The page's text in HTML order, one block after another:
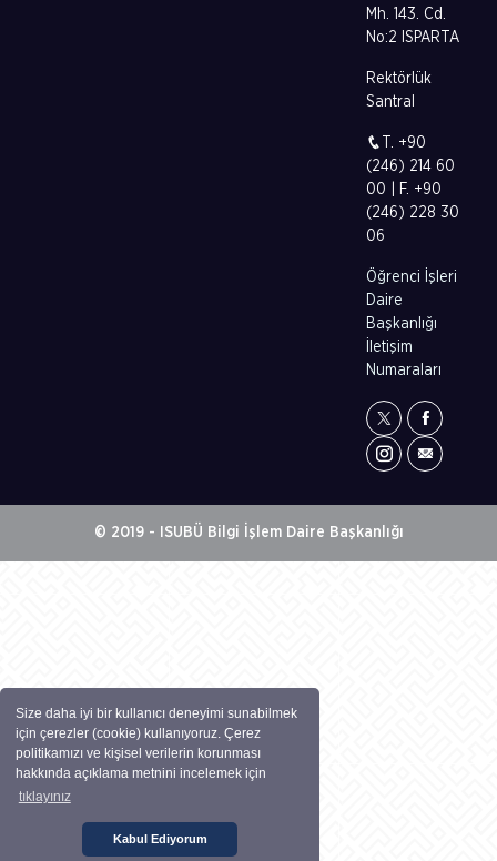
Size daha iyi bir kullanıcı deneyimi sunabilmek
için çerezler (cookie) kullanıyoruz. Çerez
politikamızı ve kişisel verilerin korunması
hakkında açıklama metnini incelemek için
tıklayınız
Kabul Ediyorum
Mh. 143. Cd.
No:2 ISPARTA
Rektörlük
Santral
T. +90
(246) 214 60
00 | F. +90
(246) 228 30
06
Öğrenci İşleri
Daire
Başkanlığı
İletişim
Numaraları
© 2019 - ISUBÜ Bilgi İşlem Daire Başkanlığı